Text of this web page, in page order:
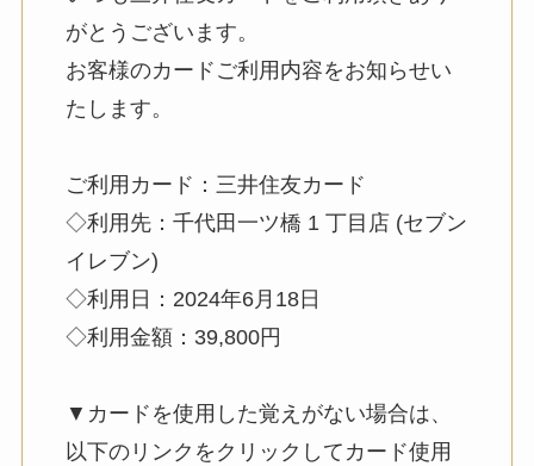
がとうございます。
お客様のカードご利用内容をお知らせい
たします。
ご利用カード：三井住友カード
◇利用先：千代田一ツ橋 1 丁目店 (セブン
イレブン)
◇利用日：2024年6月18日
◇利用金額：39,800円
▼カードを使用した覚えがない場合は、
以下のリンクをクリックしてカード使用